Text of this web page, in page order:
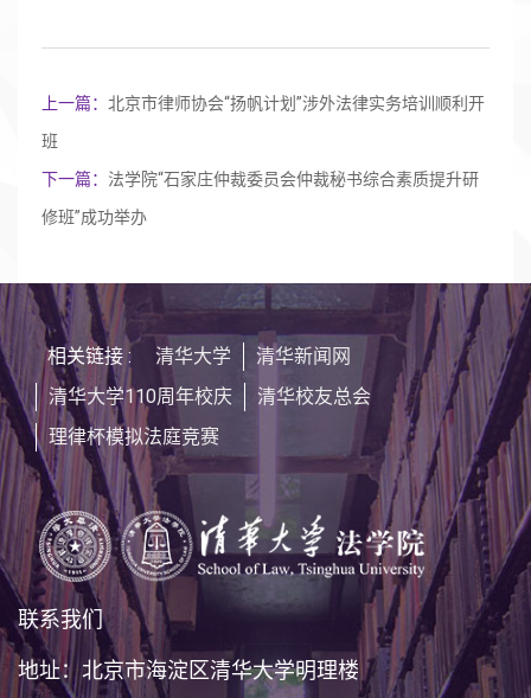
上一篇： 北京市律师协会“扬帆计划”涉外法律实务培训顺利开
班
下一篇： 法学院“石家庄仲裁委员会仲裁秘书综合素质提升研
修班”成功举办
相关链接 : 清华大学
清华新闻网
清华大学110周年校庆
清华校友总会
理律杯模拟法庭竞赛
联系我们
地址：北京市海淀区清华大学明理楼